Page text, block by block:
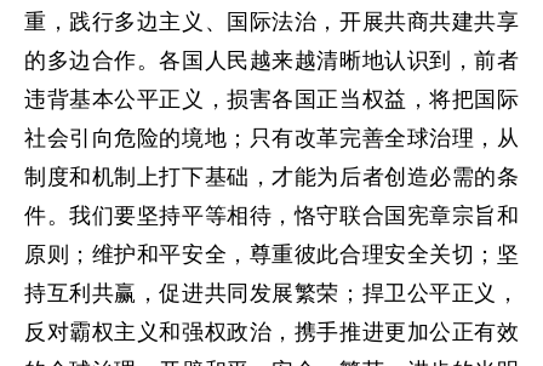
重，践行多边主义、国际法治，开展共商共建共享
的多边合作。各国人民越来越清晰地认识到，前者
违背基本公平正义，损害各国正当权益，将把国际
社会引向危险的境地；只有改革完善全球治理，从
制度和机制上打下基础，才能为后者创造必需的条
件。我们要坚持平等相待，恪守联合国宪章宗旨和
原则；维护和平安全，尊重彼此合理安全关切；坚
持互利共赢，促进共同发展繁荣；捍卫公平正义，
反对霸权主义和强权政治，携手推进更加公正有效